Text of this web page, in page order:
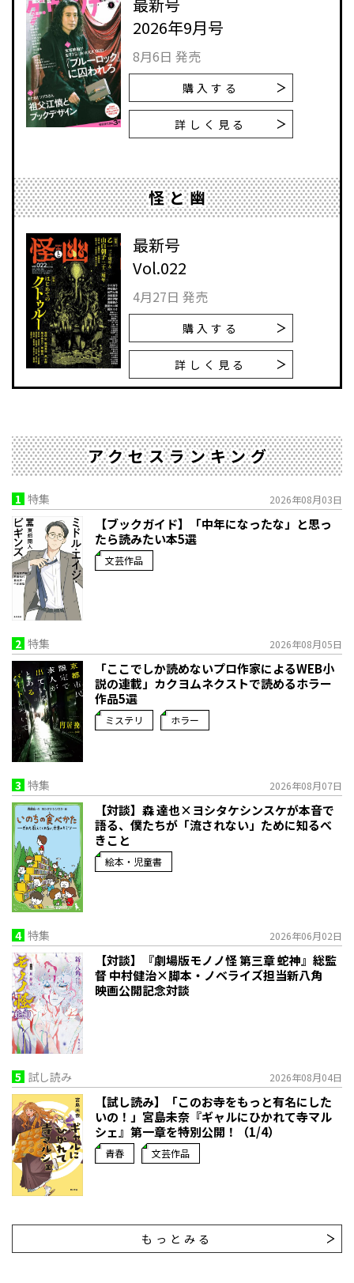
2026年9月号
8月6日 発売
購入する
詳しく見る
怪と幽
最新号
Vol.022
4月27日 発売
購入する
詳しく見る
アクセスランキング
1 特集 2026年08月03日
【ブックガイド】「中年になったな」と思っ
たら読みたい本5選
文芸作品
2 特集 2026年08月05日
「ここでしか読めないプロ作家によるWEB小
説の連載」――カクヨムネクストで読めるホラー
作品5選
ミステリ ホラー
3 特集 2026年08月07日
【対談】森 達也×ヨシタケシンスケが本音で
語る、僕たちが「流されない」ために知るべ
きこと
絵本・児童書
4 特集 2026年06月02日
【対談】『劇場版モノノ怪 第三章 蛇神』総監
督 中村健治×脚本・ノベライズ担当新八角
映画公開記念対談
5 試し読み 2026年08月04日
【試し読み】「このお寺をもっと有名にした
いの！」宮島未奈『ギャルにひかれて寺マル
シェ』第一章を特別公開！（1/4）
青春 文芸作品
もっとみる